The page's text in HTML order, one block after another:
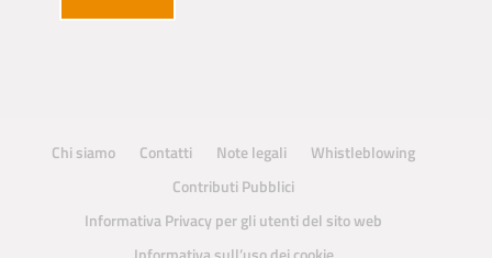
Chi siamo Contatti Note legali
Whistleblowing
Contributi Pubblici
Informativa Privacy per gli utenti del sito web